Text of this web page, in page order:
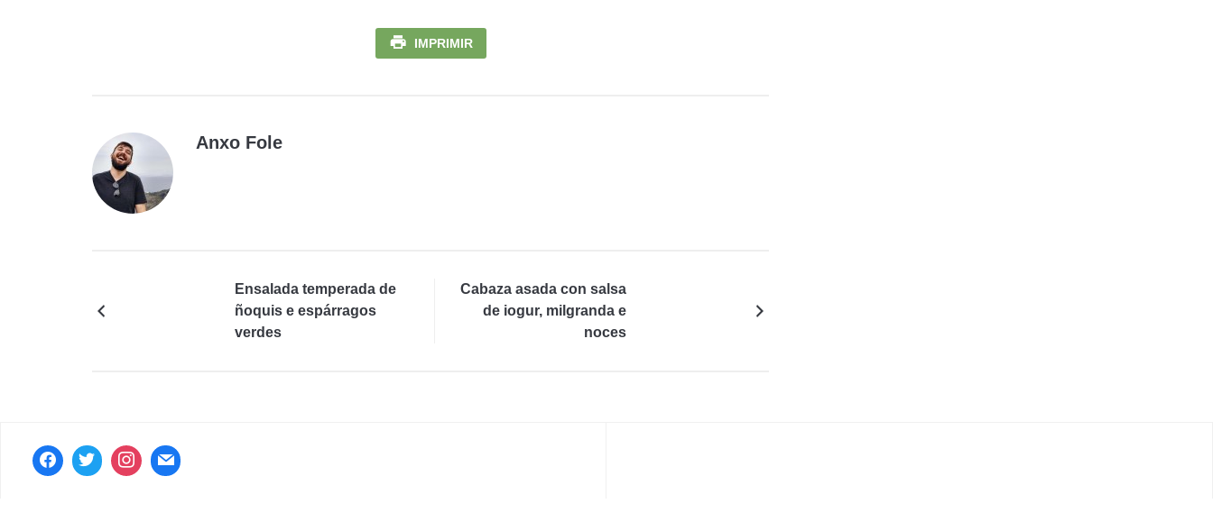
IMPRIMIR
Anxo Fole
Ensalada temperada de
ñoquis e espárragos
verdes
Cabaza asada con salsa
de iogur, milgranda e
noces